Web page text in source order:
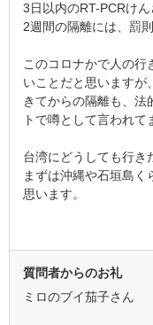
3日以内のRT-PCRけ
2週間の隔離には、罰
このコロナかで人の行
いことだと思いますが
きてからの隔離も、法
トで噂として言われて
台湾にどうしても行き
まずは沖縄や石垣島く
思います。
質問者からのお礼
ミロのブイ茄子さん